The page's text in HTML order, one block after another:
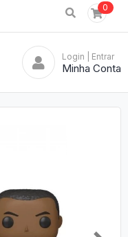
0
Login | Entrar
Minha Conta